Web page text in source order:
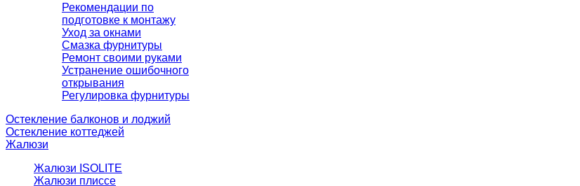
Рекомендации по
подготовке к монтажу
Уход за окнами
Смазка фурнитуры
Ремонт своими руками
Устранение ошибочного
открывания
Регулировка фурнитуры
Остекление балконов и лоджий
Остекление коттеджей
Жалюзи
Жалюзи ISOLITE
Жалюзи плиссе